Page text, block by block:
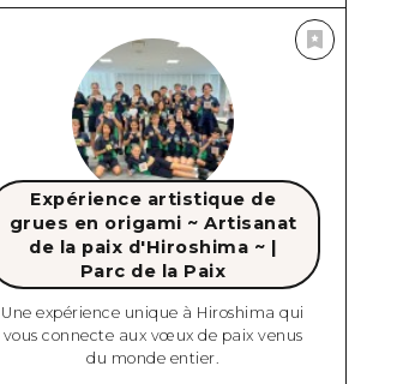
Expérience artistique de
grues en origami ~ Artisanat
de la paix d'Hiroshima ~ |
Parc de la Paix
Une expérience unique à Hiroshima qui
vous connecte aux vœux de paix venus
du monde entier.